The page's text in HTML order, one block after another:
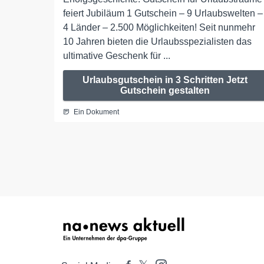
feiert Jubiläum 1 Gutschein – 9 Urlaubswelten –
4 Länder – 2.500 Möglichkeiten! Seit nunmehr
10 Jahren bieten die Urlaubsspezialisten das
ultimative Geschenk für ...
Urlaubsgutschein in 3 Schritten Jetzt
Gutschein gestalten
Ein Dokument